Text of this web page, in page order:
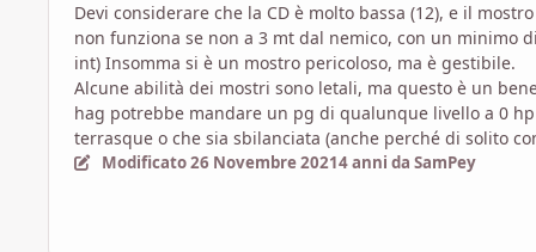
Devi considerare che la CD è molto bassa (12), e il
non funziona se non a 3 mt dal nemico, con un
int) Insomma si è un mostro pericoloso, ma è gestibile.
Alcune abilità dei mostri sono letali, ma questo è un
hag potrebbe mandare un pg di qualunque livello a 0
terrasque o che sia sbilanciata (anche perché di solito
Modificato26 Novembre 20214 anni da SamPey